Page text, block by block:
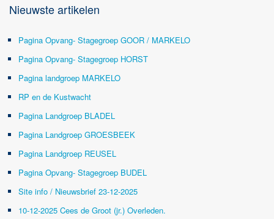
Nieuwste artikelen
Pagina Opvang- Stagegroep GOOR / MARKELO
Pagina Opvang- Stagegroep HORST
Pagina landgroep MARKELO
RP en de Kustwacht
Pagina Landgroep BLADEL
Pagina Landgroep GROESBEEK
Pagina Landgroep REUSEL
Pagina Opvang- Stagegroep BUDEL
Site info / Nieuwsbrief 23-12-2025
10-12-2025 Cees de Groot (jr.) Overleden.